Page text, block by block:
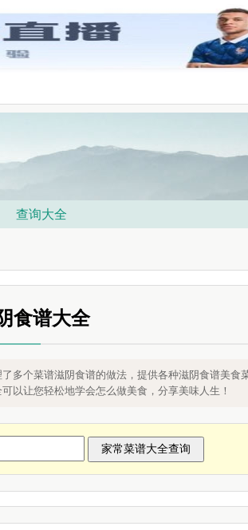
查询大全
食谱大全
多个菜谱滋阴食谱的做法，提供各种滋阴食谱美食
以让您轻松地学会怎么做美食，分享美味人生！